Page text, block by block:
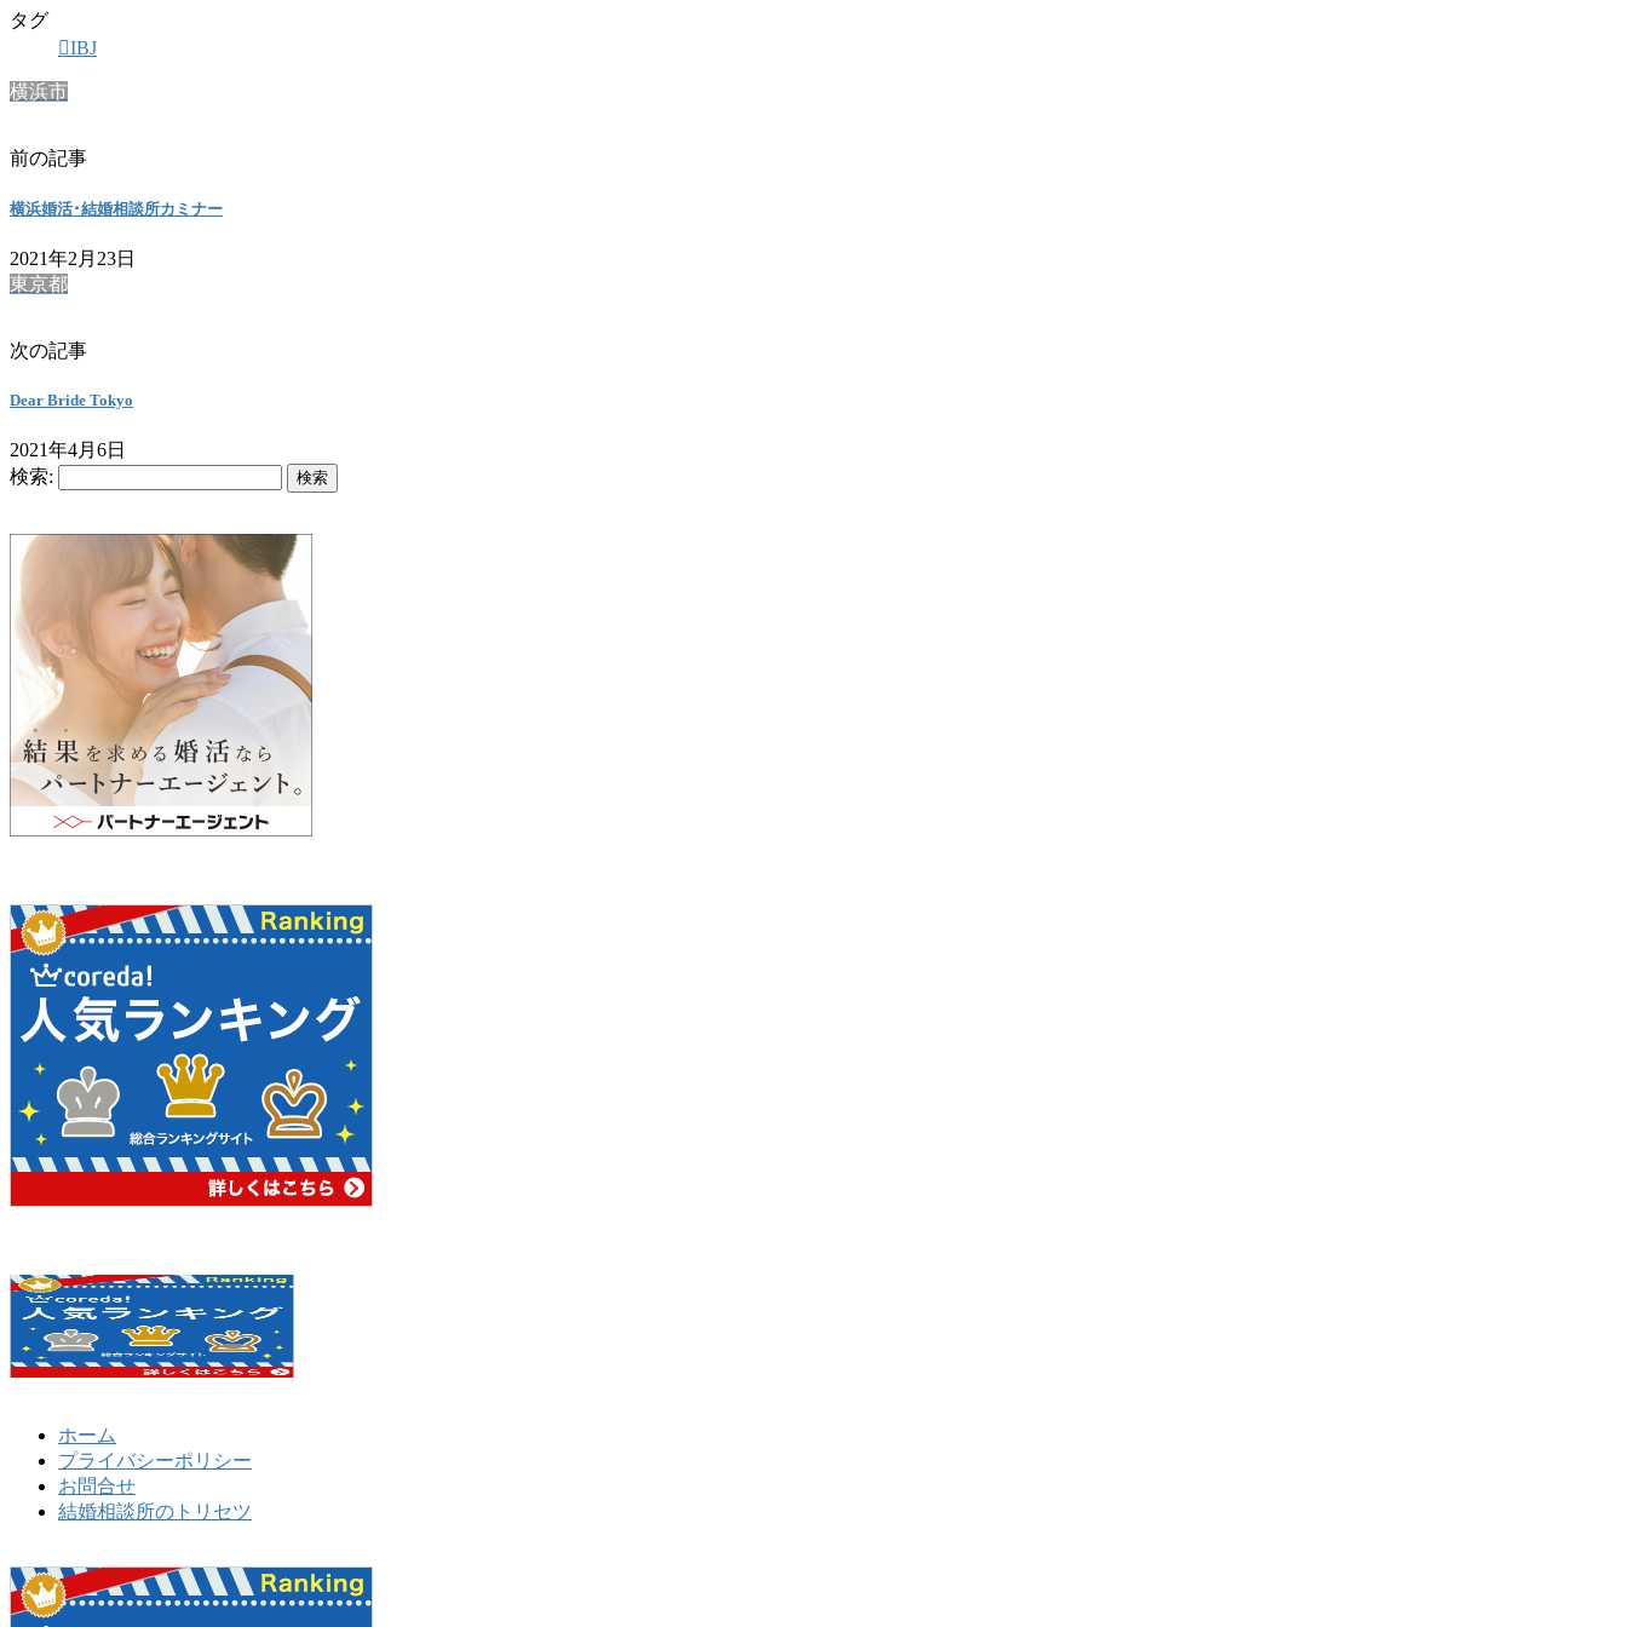
タグ
IBJ
横浜市
前の記事
横浜婚活･結婚相談所カミナー
2021年2月23日
東京都
次の記事
Dear Bride Tokyo
2021年4月6日
検索:
ホーム
プライバシーポリシー
お問合せ
結婚相談所のトリセツ